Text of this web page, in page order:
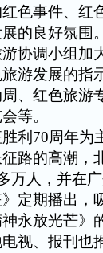
色事件、红
的良好氛围。
调小组加大
游发展的指
、红色旅游
等。
利 70周年为
路的高潮，
万人，并在
定期播出，
永放光芒》
视、报刊也